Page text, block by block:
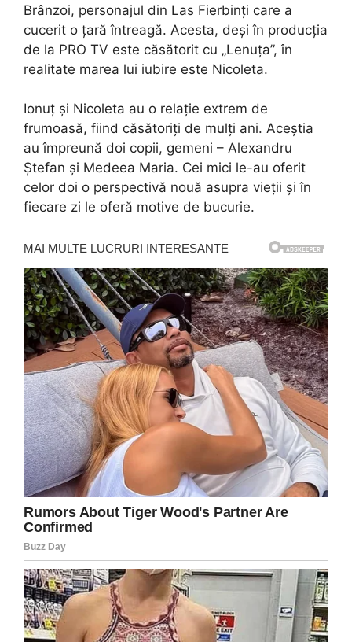
Brânzoi, personajul din Las Fierbinți care a
cucerit o țară întreagă. Acesta, deși în producția
de la PRO TV este căsătorit cu „Lenuța”, în
realitate marea lui iubire este Nicoleta.
Ionuț și Nicoleta au o relație extrem de
frumoasă, fiind căsătoriți de mulți ani. Aceștia
au împreună doi copii, gemeni – Alexandru
Ştefan şi Medeea Maria. Cei mici le-au oferit
celor doi o perspectivă nouă asupra vieții și în
fiecare zi le oferă motive de bucurie.